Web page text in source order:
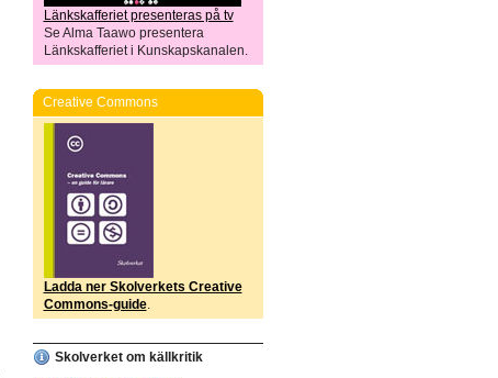
Länkskafferiet presenteras på tv
Se Alma Taawo presentera
Länkskafferiet i Kunskapskanalen.
Creative Commons
Ladda ner Skolverkets Creative
Commons-guide.
Skolverket om källkritik